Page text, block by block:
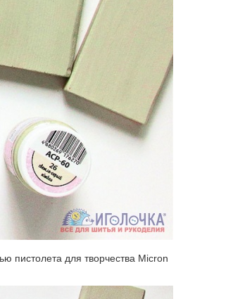
пистолета для творчества Micron